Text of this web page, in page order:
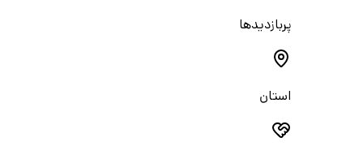
پربازدیدها
استان